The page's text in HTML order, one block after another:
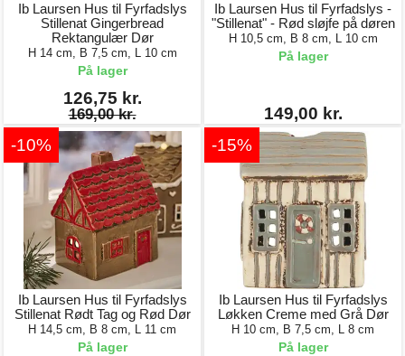
Ib Laursen Hus til Fyrfadslys
Stillenat Gingerbread
Rektangulær Dør
H 14 cm, B 7,5 cm, L 10 cm
På lager
126,75 kr.
169,00 kr.
Ib Laursen Hus til Fyrfadslys -
"Stillenat" - Rød sløjfe på døren
H 10,5 cm, B 8 cm, L 10 cm
På lager
149,00 kr.
-10%
Ib Laursen Hus til Fyrfadslys
Stillenat Rødt Tag og Rød Dør
H 14,5 cm, B 8 cm, L 11 cm
På lager
-15%
Ib Laursen Hus til Fyrfadslys
Løkken Creme med Grå Dør
H 10 cm, B 7,5 cm, L 8 cm
På lager